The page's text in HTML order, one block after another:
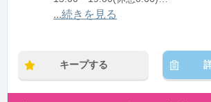
【早番】9:45～15:00
【遅番】15:00～19:00
...続きを見る
キープする